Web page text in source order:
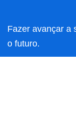
Fazer avançar a
o futuro.